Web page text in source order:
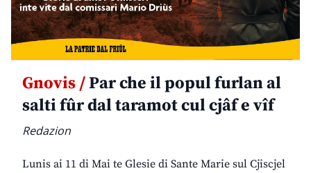
Gnovis /Par che il popul furlan al
salti fûr dal taramot cul cjâf e vîf
Redazion
Lunis ai 11 di Mai te Glesie di Sante Marie sul Cjiscjel